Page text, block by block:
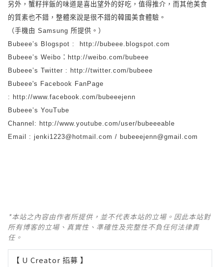
另外，蟹籽拌飯的味道是喜出望外的好吃，值得推介，而其他美食
的質素也不錯，整體來說是很不錯的韓國美食體驗。
（手機由 Samsung 所提供。）
Bubeee’s Blogspot :
http://bubeee.blogspot.com
Bubeee’s Weibo ： http://weibo.com/bubeee
Bubeee’s Twitter : http://twitter.com/bubeee
Bubeee's Facebook FanPage
: http://www.facebook.com/bubeeejenn
Bubeee’s YouTube
Channel: http://www.youtube.com/user/bubeeeable
Email : jenki1223@hotmail.com / bubeeejenn@gmail.com
*本站之內容由作者所提供，並不代表本站的立場。因此本站對
所有博客的立場、真實性、準確性及完整性不負任何法律責
任。
【 U Creator 招募 】